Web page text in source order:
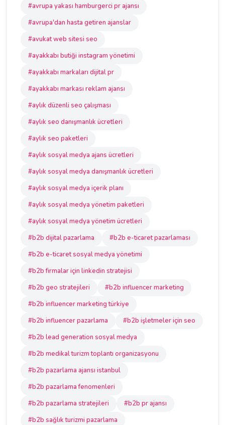
#avrupa yakası hamburgerci pr ajansı
#avrupa'dan hasta getiren ajanslar
#avukat web sitesi seo
#ayakkabı butiği instagram yönetimi
#ayakkabı markaları dijital pr
#ayakkabı markası reklam ajansı
#aylık düzenli seo çalışması
#aylık seo danışmanlık ücretleri
#aylık seo paketleri
#aylık sosyal medya ajans ücretleri
#aylık sosyal medya danışmanlık ücretleri
#aylık sosyal medya içerik planı
#aylık sosyal medya yönetim paketleri
#aylık sosyal medya yönetim ücretleri
#b2b dijital pazarlama
#b2b e-ticaret pazarlaması
#b2b e-ticaret sosyal medya yönetimi
#b2b firmalar için linkedin stratejisi
#b2b geo stratejileri
#b2b influencer marketing
#b2b influencer marketing türkiye
#b2b influencer pazarlama
#b2b işletmeler için seo
#b2b lead generation sosyal medya
#b2b medikal turizm toplantı organizasyonu
#b2b pazarlama ajansı istanbul
#b2b pazarlama fenomenleri
#b2b pazarlama stratejileri
#b2b pr ajansı
#b2b sağlık turizmi pazarlama